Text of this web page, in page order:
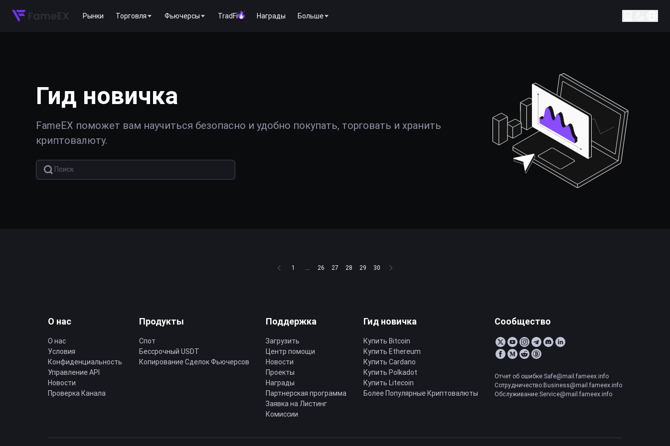
Рынки Торговля Фьючерсы TradFi Награды Больше
Гид новичка
FameEX поможет вам научиться безопасно и удобно покупать, торговать и хранить
криптовалюту.
1 ... 26 27 28 29 30
О нас
О нас
Условия
Конфиденциальность
Управление API
Новости
Проверка Канала
Продукты
Спот
Бессрочный USDT
Копирование Cделок Фьючерсов
Поддержка
Загрузить
Центр помощи
Новости
Проекты
Награды
Партнерская программа
Заявка на Листинг
Комиссии
Гид новичка
Купить Bitcoin
Купить Ethereum
Купить Cardano
Купить Polkadot
Купить Litecoin
Более Популярные Криптовалюты
Сообщество
Отчет об ошибке:Safe@mail.fameex.info
Сотрудничество:Business@mail.fameex.info
Обслуживание:Service@mail.fameex.info